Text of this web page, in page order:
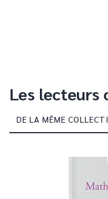
Les lecteurs
DE LA MÊME